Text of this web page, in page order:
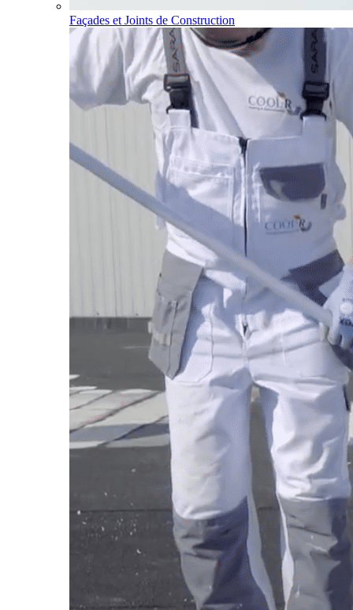
Façades et Joints de Construction